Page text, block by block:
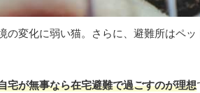
の変化に弱い猫。さらに、避難所はペ
宅が無事なら在宅避難で過ごすのが理想